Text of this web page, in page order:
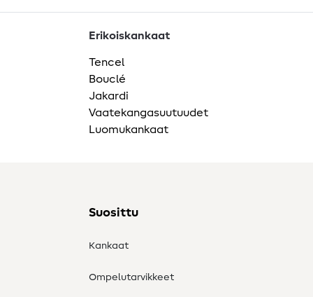
Erikoiskankaat
Tencel
Bouclé
Jakardi
Vaatekangasuutuudet
Luomukankaat
Suosittu
Kankaat
Ompelutarvikkeet